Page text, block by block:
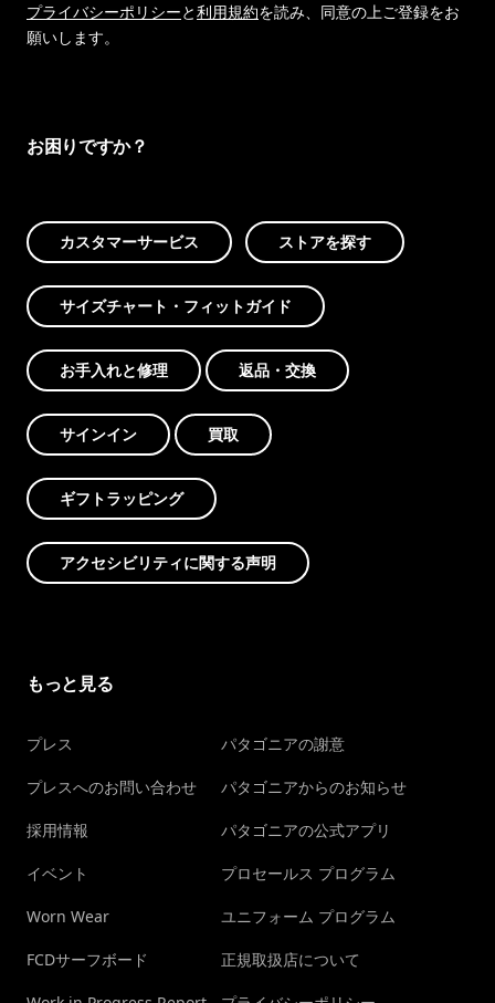
プライバシーポリシーと利用規約を読み、同意の上ご登録をお
願いします。
お困りですか？
カスタマーサービス ストアを探す
サイズチャート・フィットガイド
お手入れと修理 返品・交換
サインイン 買取
ギフトラッピング
アクセシビリティに関する声明
もっと見る
プレス
プレスへのお問い合わせ
採用情報
イベント
Worn Wear
FCDサーフボード
パタゴニアの謝意
パタゴニアからのお知らせ
パタゴニアの公式アプリ
プロセールス プログラム
ユニフォーム プログラム
正規取扱店について